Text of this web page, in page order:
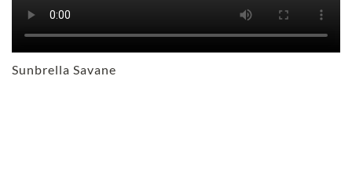
Sunbrella Savane